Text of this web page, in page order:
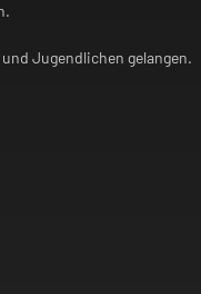
Jugendlichen gelangen.